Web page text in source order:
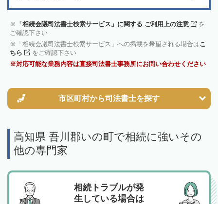
「相続会議司法書士検索サービス」に関する ご利用上の注意
を
ご確認下さい
「相続会議司法書士検索サービス」への掲載を希望される場合はこ
ちら
をご確認下さい
対応可能な業務内容は直接司法書士事務所にお問い合わせください
市区町村から司法書士を探す
高知県 吾川郡いの町で相続に強いその
他の専門家
相続トラブルが発
生している場合は